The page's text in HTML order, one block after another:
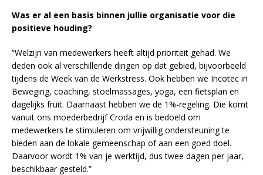
Was er al een basis binnen jullie organisatie voor die
positieve houding?
“Welzijn van medewerkers heeft altijd prioriteit gehad. We
deden ook al verschillende dingen op dat gebied, bijvoorbeeld
tijdens de Week van de Werkstress. Ook hebben we Incotec in
Beweging, coaching, stoelmassages, yoga, een fietsplan en
dagelijks fruit. Daarnaast hebben we de 1%-regeling. Die komt
vanuit ons moederbedrijf Croda en is bedoeld om
medewerkers te stimuleren om vrijwillig ondersteuning te
bieden aan de lokale gemeenschap of aan een goed doel.
Daarvoor wordt 1% van je werktijd, dus twee dagen per jaar,
beschikbaar gesteld.”